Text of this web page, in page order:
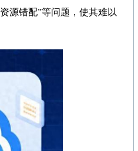
源错配”等问题，使其难以